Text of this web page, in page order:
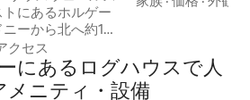
にあるホルゲー
ーから北へ約1時
敷地にありま
ーチとアボカビー
クセス
草地の景色を眺め
できます。 太平洋ハイウェイから少しの
にあるログハウスで人
メニティ・設備